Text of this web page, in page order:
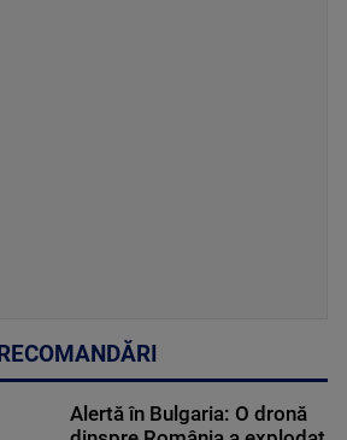
RECOMANDĂRI
Alertă în Bulgaria: O dronă